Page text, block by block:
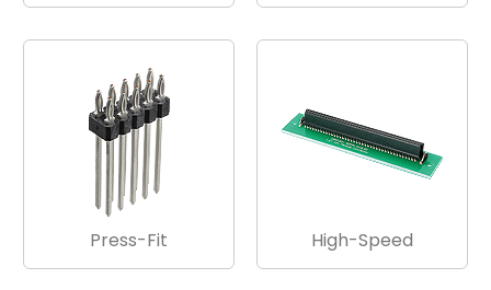
Press-Fit High-Speed